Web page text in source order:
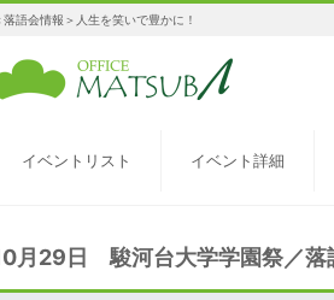
落語会情報＞人生を笑いで豊かに！
イベントリスト イベント詳細
月29日 駿河台大学学園祭／落